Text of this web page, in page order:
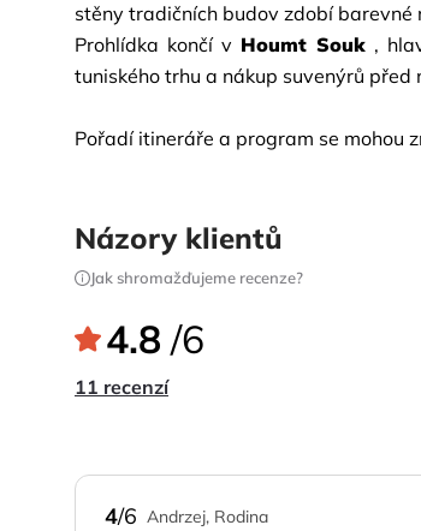
stěny tradičních budov zdobí
Prohlídka končí v Houmt Souk ,
tuniského trhu a nákup suvenýrů před
Pořadí itineráře a program se mohou
Názory klientů
Jak shromažďujeme recenze?
4.8 /6
11 recenzí
4/6 Andrzej, Rodina